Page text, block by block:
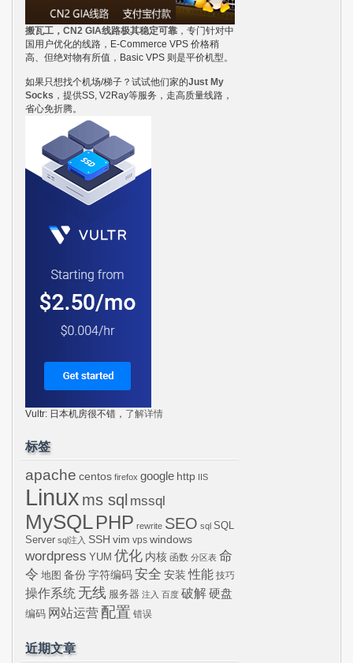
搬瓦工，CN2 GIA线路极其稳定可靠 ，专门针对中
国用户优化的线路，E-Commerce VPS 价格稍
高、但绝对物有所值，Basic VPS 则是平价机型。
如果只想找个机场/梯子？试试他们家的Just My
Socks ，提供SS, V2Ray等服务，走高质量线路，
省心免折腾。
Vultr: 日本机房很不错， 了解详情
标签
apache centos firefox google http IIS
Linux ms sql mssql
MySQLPHP rewrite SEO sql SQL
Server sql注入 SSH vim vps windows
wordpress YUM 优化 内核 函数 分区表 命
令 地图 备份 字符编码 安全 安装 性能 技巧
操作系统 无线 服务器 注入 百度 破解硬盘
编码 网站运营 配置 错误
近期文章